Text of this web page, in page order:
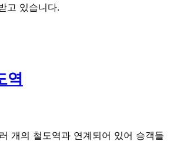
고 있습니다.
역
개의 철도역과 연계되어 있어 승객들